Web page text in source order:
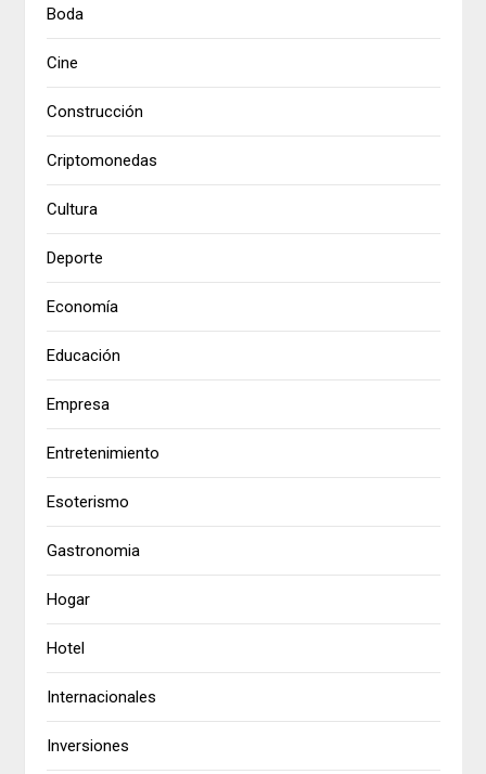
Boda
Cine
Construcción
Criptomonedas
Cultura
Deporte
Economía
Educación
Empresa
Entretenimiento
Esoterismo
Gastronomia
Hogar
Hotel
Internacionales
Inversiones